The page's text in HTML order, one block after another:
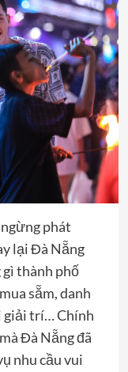
phát
lại Đà Nẵng
thành phố
sẵm, danh
giải trí… Chính
Đà Nẵng đã
nhu cầu vui